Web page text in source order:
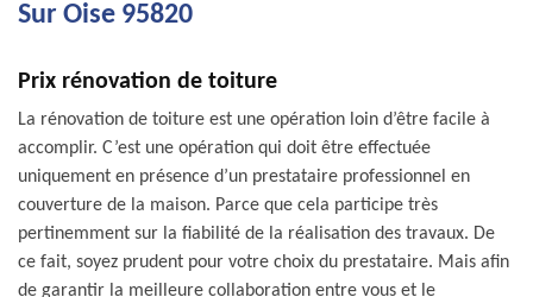
Sur Oise 95820
Prix rénovation de toiture
La rénovation de toiture est une opération loin d’être facile à
accomplir. C’est une opération qui doit être effectuée
uniquement en présence d’un prestataire professionnel en
couverture de la maison. Parce que cela participe très
pertinemment sur la fiabilité de la réalisation des travaux. De
ce fait, soyez prudent pour votre choix du prestataire. Mais afin
de garantir la meilleure collaboration entre vous et le